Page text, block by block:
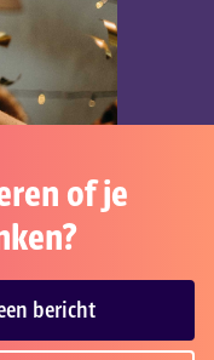
of je
bericht